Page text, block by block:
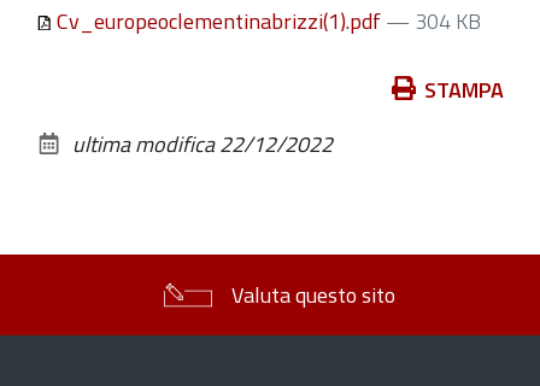
Cv_europeoclementinabrizzi(1).pdf— 304 KB
documento
STAMPA
ultima modifica22/12/2022
Valuta questo sito